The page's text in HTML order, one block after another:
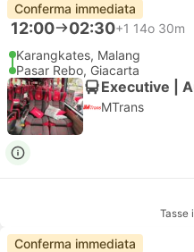
Conferma immediata
12:00 02:30+1 14o 30m
Karangkates, Malang
Pasar Rebo, Giacarta
Executive |
MTrans
Tasse
Conferma immediata